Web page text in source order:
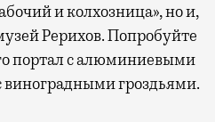
и колхозница», но и,
Рерихов. Попробуйте
портал с алюминиевыми
гроздьями.